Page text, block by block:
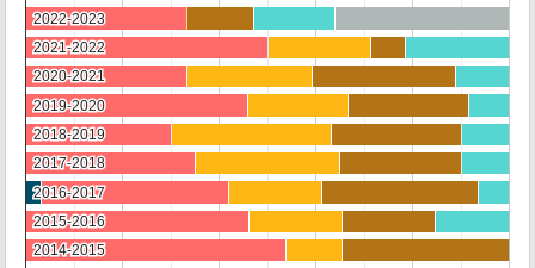
2022-2023
2022-2023
2021-2022
2021-2022
2020-2021
2020-2021
2019-2020
2019-2020
2018-2019
2018-2019
2017-2018
2017-2018
2016-2017
2016-2017
2015-2016
2015-2016
2014-2015
2014-2015